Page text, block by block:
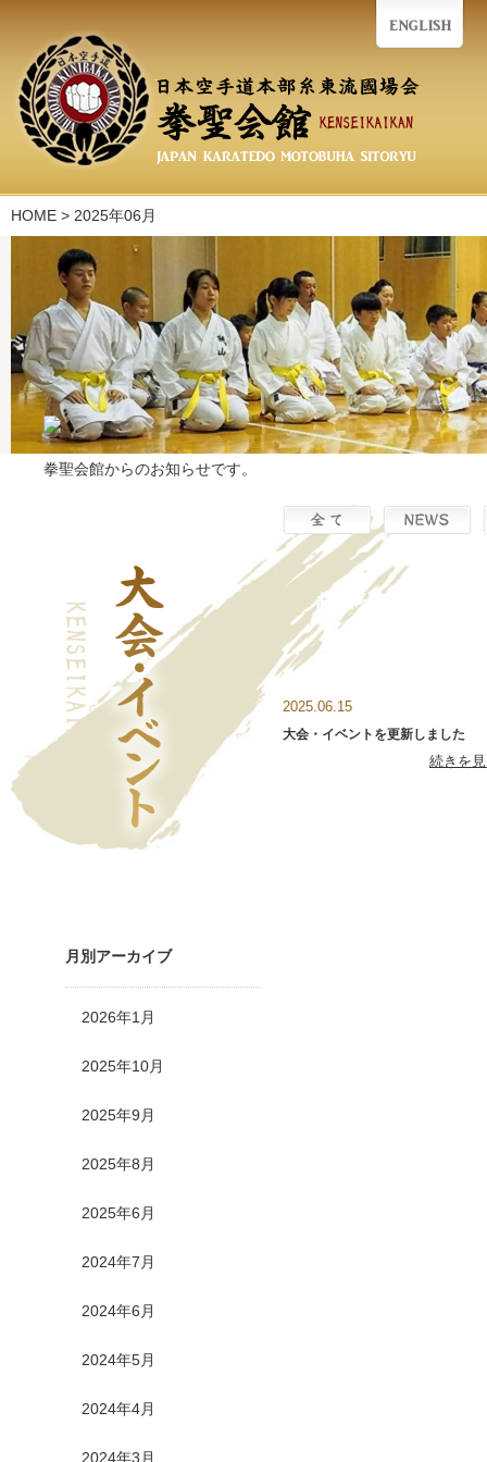
HOME > 2025年06月
拳聖会館からのお知らせです。
月別アーカイブ
2026年1月
2025年10月
2025年9月
2025年8月
2025年6月
2024年7月
2024年6月
2024年5月
2024年4月
2024年3月
お知らせ一覧
2025.06.15
大会・イベントを更新しました
続きを